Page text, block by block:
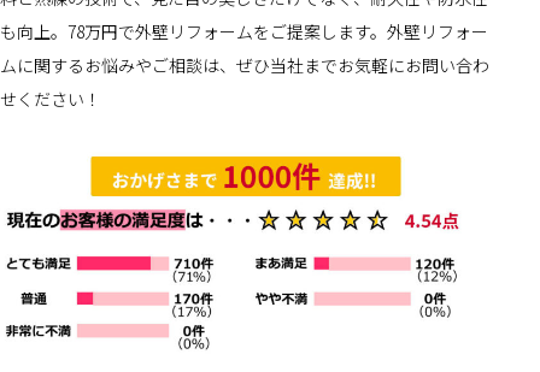
も向上。78万円で外壁リフォームをご提案します。外壁リフォー
ムに関するお悩みやご相談は、ぜひ当社までお気軽にお問い合わ
せください！